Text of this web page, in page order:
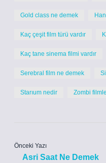
Gold class ne demek
Kaç çeşit film türü vardır
Kaç tane sinema filmi vardır
Serebral film ne demek
Starıum nedir Zombi
Önceki Yazı
Asri Saat Ne Demek